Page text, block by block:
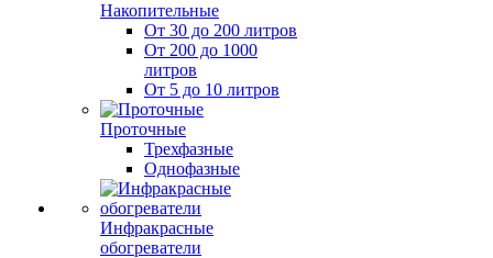
Накопительные
От 30 до 200 литров
От 200 до 1000
литров
От 5 до 10 литров
Проточные
Трехфазные
Однофазные
Инфракрасные
обогреватели